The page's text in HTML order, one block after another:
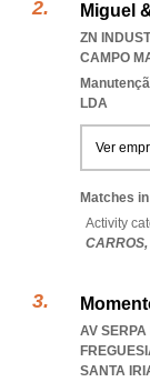
Miguel
ZN
CAMPO
LDA
Ver
Matches
Activity
CARROS,
AV
SANTA